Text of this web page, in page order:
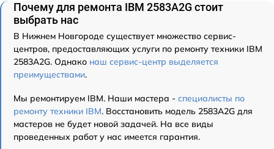
Почему для ремонта IBM 2583A2G стоит
выбрать нас
В Нижнем Новгороде существует множество сервис-
центров, предоставляющих услуги по ремонту техники IBM
2583A2G. Однако наш сервис-центр выделяется
преимуществами.
Мы ремонтируем IBM. Наши мастера - специалисты по
ремонту техники IBM. Восстановить модель 2583A2G для
мастеров не будет новой задачей. На все виды
проведенных работ у нас имеется гарантия.